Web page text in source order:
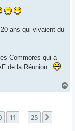
ans qui vivaient du
Commores qui a
de la Réunion .
a
11 25